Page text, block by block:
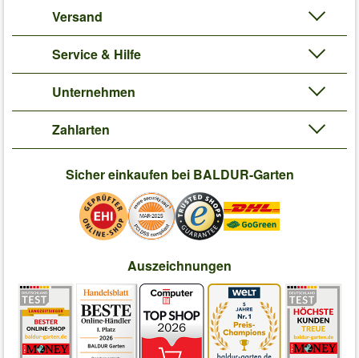
Versand
Service & Hilfe
Unternehmen
Zahlarten
Sicher einkaufen bei BALDUR-Garten
Auszeichnungen